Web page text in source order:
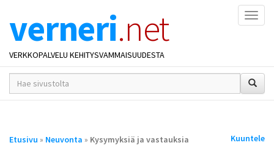
verneri.net
VERKKOPALVELU KEHITYSVAMMAISUUDESTA
hakusana(t)
*
Olet
Etusivu » Neuvonta » Kysymyksiä ja vastauksia Kuuntele